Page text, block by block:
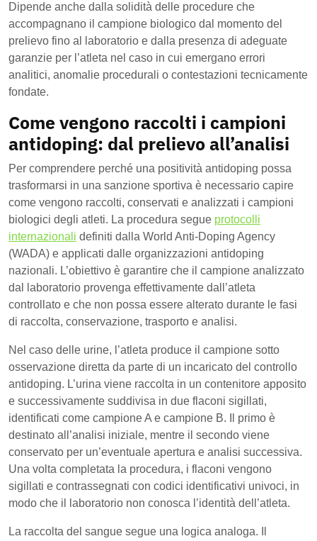
Dipende anche dalla solidità delle procedure che
accompagnano il campione biologico dal momento del
prelievo fino al laboratorio e dalla presenza di adeguate
garanzie per l’atleta nel caso in cui emergano errori
analitici, anomalie procedurali o contestazioni tecnicamente
fondate.
Come vengono raccolti i campioni
antidoping: dal prelievo all’analisi
Per comprendere perché una positività antidoping possa
trasformarsi in una sanzione sportiva è necessario capire
come vengono raccolti, conservati e analizzati i campioni
biologici degli atleti. La procedura segue protocolli
internazionali definiti dalla World Anti-Doping Agency
(WADA) e applicati dalle organizzazioni antidoping
nazionali. L’obiettivo è garantire che il campione analizzato
dal laboratorio provenga effettivamente dall’atleta
controllato e che non possa essere alterato durante le fasi
di raccolta, conservazione, trasporto e analisi.
Nel caso delle urine, l’atleta produce il campione sotto
osservazione diretta da parte di un incaricato del controllo
antidoping. L’urina viene raccolta in un contenitore apposito
e successivamente suddivisa in due flaconi sigillati,
identificati come campione A e campione B. Il primo è
destinato all’analisi iniziale, mentre il secondo viene
conservato per un’eventuale apertura e analisi successiva.
Una volta completata la procedura, i flaconi vengono
sigillati e contrassegnati con codici identificativi univoci, in
modo che il laboratorio non conosca l’identità dell’atleta.
La raccolta del sangue segue una logica analoga. Il